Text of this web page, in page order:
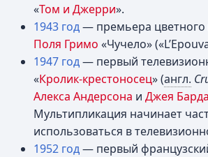
«Том и Джерри».
1943 год— премьера
Поля Гримо «Чучело»
1947 год— первый
«Кролик-крестоносец» (англ.
Алекса Андерсона и Джея Барда
Мультипликация начинает
использоваться в
1952 год— первый